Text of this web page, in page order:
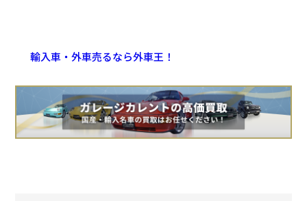
輸入車・外車売るなら外車王！